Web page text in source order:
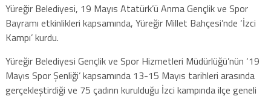
Yüreğir Belediyesi, 19 Mayıs Atatürk’ü Anma Gençlik ve Spor
Bayramı etkinlikleri kapsamında, Yüreğir Millet Bahçesi’nde ‘İzci
Kampı’ kurdu.
Yüreğir Belediyesi Gençlik ve Spor Hizmetleri Müdürlüğü’nün ‘19
Mayıs Spor Şenliği’ kapsamında 13-15 Mayıs tarihleri arasında
gerçekleştirdiği ve 75 çadırın kurulduğu İzci kampında ilçe geneli